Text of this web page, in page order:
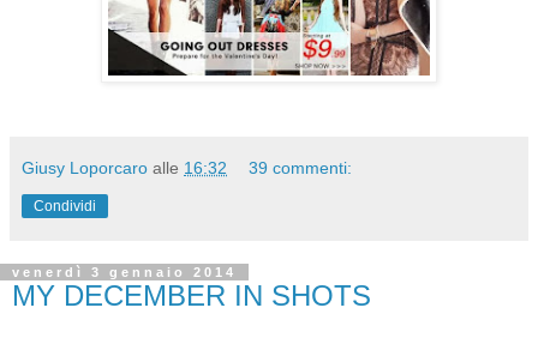
Giusy Loporcaro alle 16:32 39 commenti:
Condividi
venerdì 3 gennaio 2014
MY DECEMBER IN SHOTS